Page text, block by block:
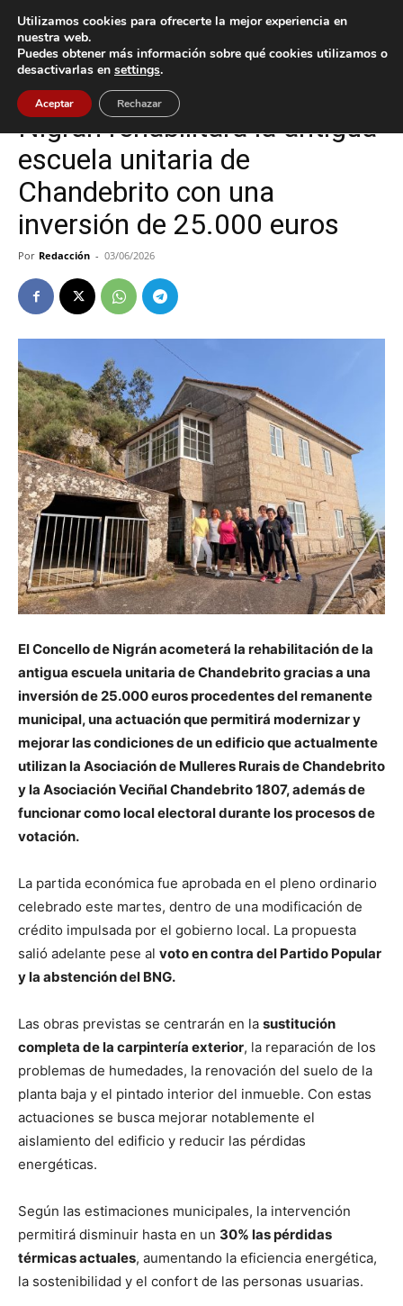
Inicio Nigrán
Nigrán
Nigrán rehabilitará la antigua
escuela unitaria de
Chandebrito con una
inversión de 25.000 euros
Por Redacción - 03/06/2026
El Concello de Nigrán acometerá la rehabilitación de la
antigua escuela unitaria de Chandebrito gracias a una
inversión de 25.000 euros procedentes del remanente
municipal, una actuación que permitirá modernizar y
mejorar las condiciones de un edificio que actualmente
utilizan la Asociación de Mulleres Rurais de Chandebrito
y la Asociación Veciñal Chandebrito 1807, además de
funcionar como local electoral durante los procesos de
votación.
La partida económica fue aprobada en el pleno ordinario
celebrado este martes, dentro de una modificación de
crédito impulsada por el gobierno local. La propuesta
salió adelante pese al voto en contra del Partido Popular
y la abstención del BNG.
Las obras previstas se centrarán en la sustitución
completa de la carpintería exterior, la reparación de los
problemas de humedades, la renovación del suelo de la
planta baja y el pintado interior del inmueble. Con estas
actuaciones se busca mejorar notablemente el
aislamiento del edificio y reducir las pérdidas
energéticas.
Según las estimaciones municipales, la intervención
permitirá disminuir hasta en un 30% las pérdidas
térmicas actuales, aumentando la eficiencia energética,
la sostenibilidad y el confort de las personas usuarias.
Utilizamos cookies para ofrecerte la mejor experiencia en
nuestra web.
Puedes obtener más información sobre qué cookies utilizamos o
desactivarlas en settings.
Aceptar Rechazar